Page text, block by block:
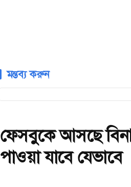
মন্তব্য করুন
ফেসবুকে আসছে
পাওয়া যাবে যেভাবে